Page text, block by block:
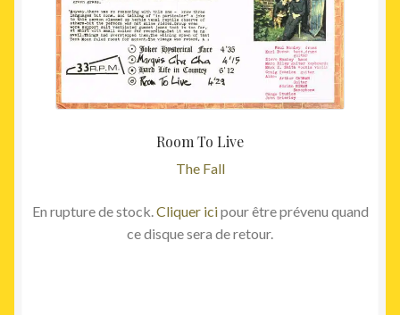
Room To Live
The Fall
En rupture de stock.Cliquer icipour être prévenu quand
ce disque sera de retour.